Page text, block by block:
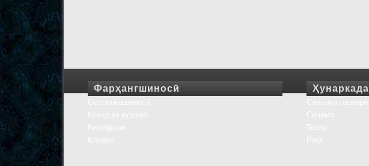
Фарҳангшиносӣ Ҳунаркада